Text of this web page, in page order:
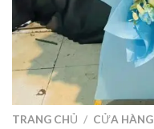
TRANG CHỦ / CỬA HÀNG